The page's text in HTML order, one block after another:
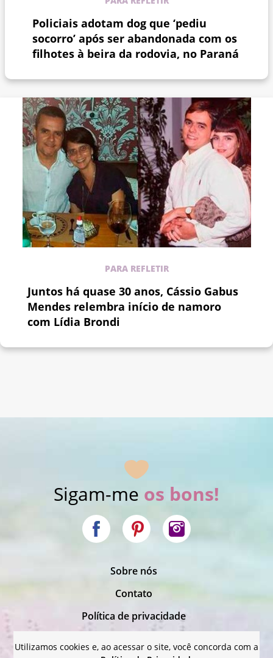
Policiais adotam dog que ‘pediu
socorro’ após ser abandonada com os
filhotes à beira da rodovia, no Paraná
PARA REFLETIR
Juntos há quase 30 anos, Cássio Gabus
Mendes relembra início de namoro
com Lídia Brondi
Sigam-me os bons!
Sobre nós
Contato
Política de privacidade
Utilizamos cookies e, ao acessar o site, você concorda com a